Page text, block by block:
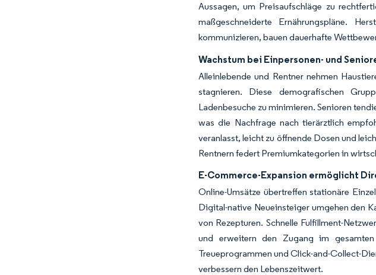
Aussagen, um Preisaufschläge zu
maßgeschneiderte Ernährungspläne.
kommunizieren, bauen dauerhafte
Wachstum bei Einpersonen- und
Alleinlebende und Rentner nehmen
stagnieren. Diese demografischen
Ladenbesuche zu minimieren. Senioren
was die Nachfrage nach tierärztlich
veranlasst, leicht zu öffnende Dosen und
Rentnern federt Premiumkategorien in
E-Commerce-Expansion ermöglicht
Online-Umsätze übertreffen stationäre
Digital-native Neueinsteiger umgehen den
von Rezepturen. Schnelle Fulfillment-
und erweitern den Zugang im
Treueprogrammen und Click-and-Collect-
verbessern den Lebenszeitwert.